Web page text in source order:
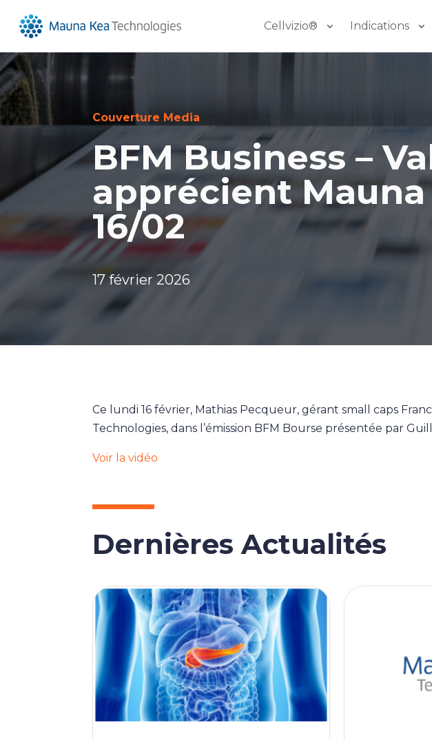
Cellvizio® Indications
Couverture Media
BFM Business –
apprécient
16/02
17 février 2026
Ce lundi 16 février, Mathias Pecqueur, gérant small caps
Technologies, dans l’émission BFM Bourse présentée par
Voir la vidéo
Dernières Actualités